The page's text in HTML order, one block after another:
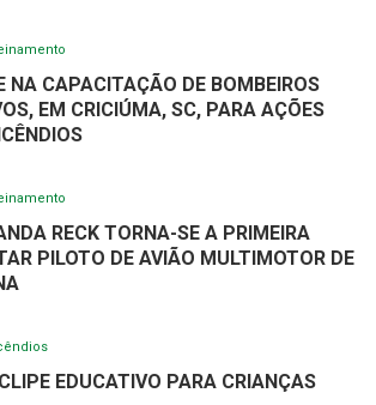
NA CAPACITAÇÃO DE BOMBEIROS
EM CRICIÚMA, SC, PARA AÇÕES
RECK TORNA-SE A PRIMEIRA
PILOTO DE AVIÃO MULTIMOTOR DE
EDUCATIVO PARA CRIANÇAS